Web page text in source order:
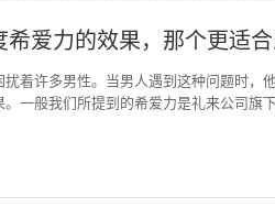
希爱力的效果，那个更适
扰着许多男性。当男人遇到这种问题时，
一般我们所提到的希爱力是礼来公司旗